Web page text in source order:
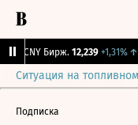
CNY Бирж. 12,239 +1,31%↑
Ситуация на
Подписка